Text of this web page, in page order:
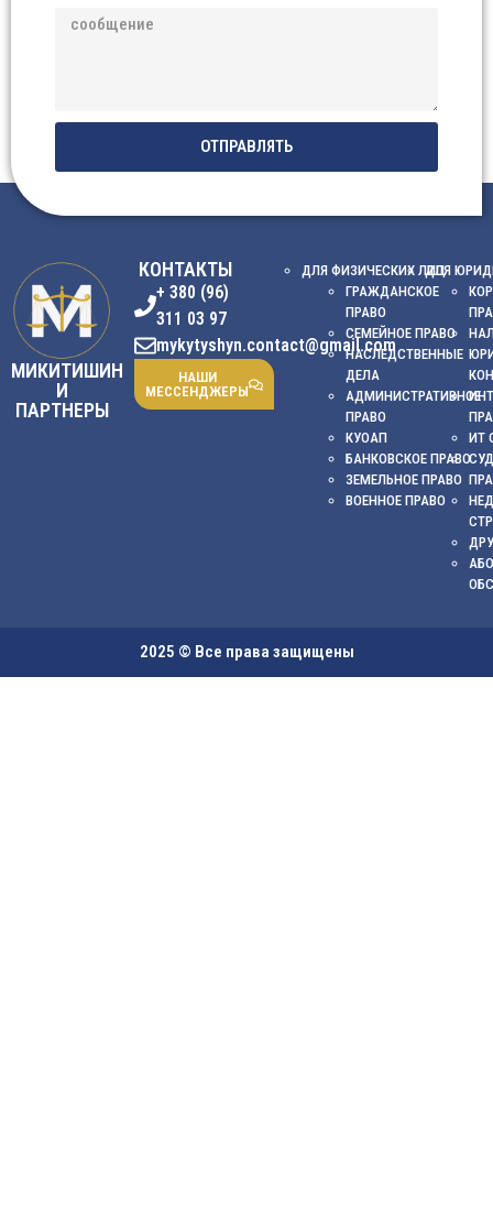
ОТПРАВЛЯТЬ
МИКИТИШИН
И
ПАРТНЕРЫ
КОНТАКТЫ
+ 380 (96)
311 03 97
mykytyshyn.contact@gmail.com
НАШИ
МЕССЕНДЖЕРЫ
ДЛЯ ФИЗИЧЕСКИХ ЛИЦ
ГРАЖДАНСКОЕ
ПРАВО
СЕМЕЙНОЕ ПРАВО
НАСЛЕДСТВЕННЫЕ
ДЕЛА
АДМИНИСТРАТИВНОЕ
ПРАВО
КУОАП
БАНКОВСКОЕ ПРАВО
ЗЕМЕЛЬНОЕ ПРАВО
ВОЕННОЕ ПРАВО
ДЛЯ
ИТ
2025 © Все права защищены